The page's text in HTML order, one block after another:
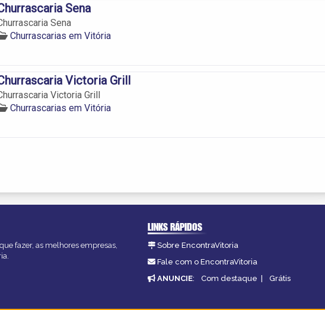
Sena
Sena
Churrascarias em Vitória
Victoria Grill
Victoria Grill
Churrascarias em Vitória
fazer, as melhores empresas,
LINKS RÁPIDOS
Sobre EncontraVitoria
Fale com o EncontraVitoria
ANUNCIE: Com destaque | Grátis